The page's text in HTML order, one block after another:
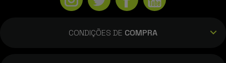
CONDIÇÕES DE COMPRA